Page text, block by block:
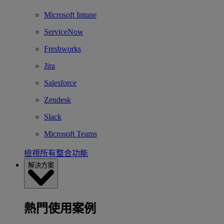
Microsoft Intune
ServiceNow
Freshworks
Jira
Salesforce
Zendesk
Slack
Microsoft Teams
檢視所有整合功能
解決方案
熱門使用案例